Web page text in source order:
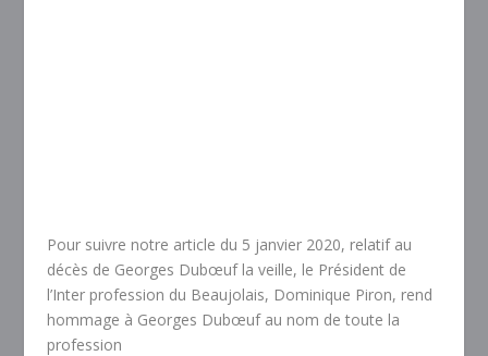
Pour suivre notre article du 5 janvier 2020, relatif au
décès de Georges Dubœuf la veille, le Président de
l’Inter profession du Beaujolais, Dominique Piron, rend
hommage à Georges Dubœuf au nom de toute la
profession